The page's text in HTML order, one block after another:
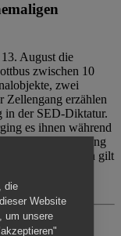
August die
zwischen 10
zwei
Zellengang erzählen
in der SED-Diktatur.
es ihnen während
ohne Betreuung
Begleitpersonen gilt
die
Website
um unsere